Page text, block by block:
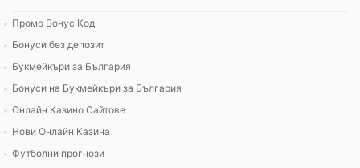
Промо Бонус Код
Бонуси без депозит
Букмейкъри за България
Бонуси на Букмейкъри за България
Онлайн Казино Сайтове
Нови Онлайн Казина
Футболни прогнози